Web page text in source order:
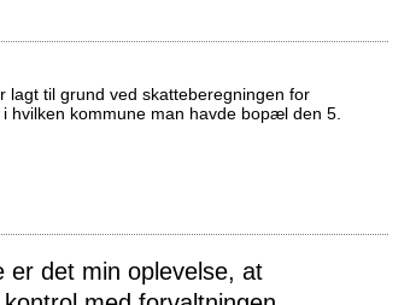
lagt til grund ved skatteberegningen for
hvilken kommune man havde bopæl den 5.
er det min oplevelse, at